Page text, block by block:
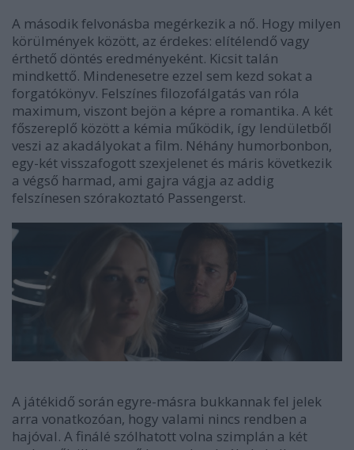
A második felvonásba megérkezik a nő. Hogy milyen
körülmények között, az érdekes: elítélendő vagy
érthető döntés eredményeként. Kicsit talán
mindkettő. Mindenesetre ezzel sem kezd sokat a
forgatókönyv. Felszínes filozofálgatás van róla
maximum, viszont bejön a képre a romantika. A két
főszereplő között a kémia működik, így lendületből
veszi az akadályokat a film. Néhány humorbonbon,
egy-két visszafogott szexjelenet és máris következik
a végső harmad, ami gajra vágja az addig
felszínesen szórakoztató Passengerst.
A játékidő során egyre-másra bukkannak fel jelek
arra vonatkozóan, hogy valami nincs rendben a
hajóval. A finálé szólhatott volna szimplán a két